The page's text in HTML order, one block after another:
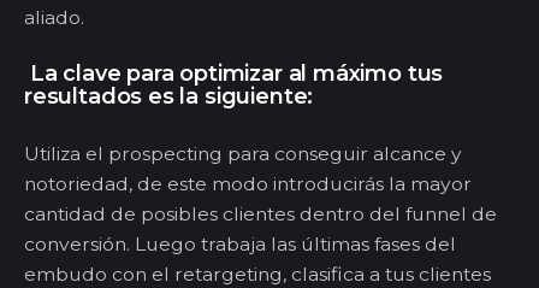
aliado.
La clave para optimizar al máximo tus
resultados es la siguiente:
Utiliza el prospecting para conseguir alcance y
notoriedad, de este modo introducirás la mayor
cantidad de posibles clientes dentro del funnel de
conversión. Luego trabaja las últimas fases del
embudo con el retargeting, clasifica a tus clientes